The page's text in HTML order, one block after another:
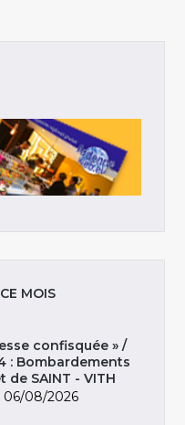
MOIS
confisquée » /
: Bombardements
de SAINT - VITH
06/08/2026